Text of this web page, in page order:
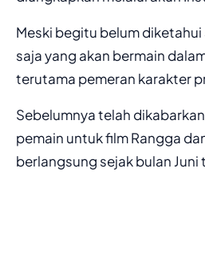
Meski begitu belum
saja yang akan bermain
terutama pemeran karakter
Sebelumnya telah
pemain untuk film Rangga
berlangsung sejak bulan Juni